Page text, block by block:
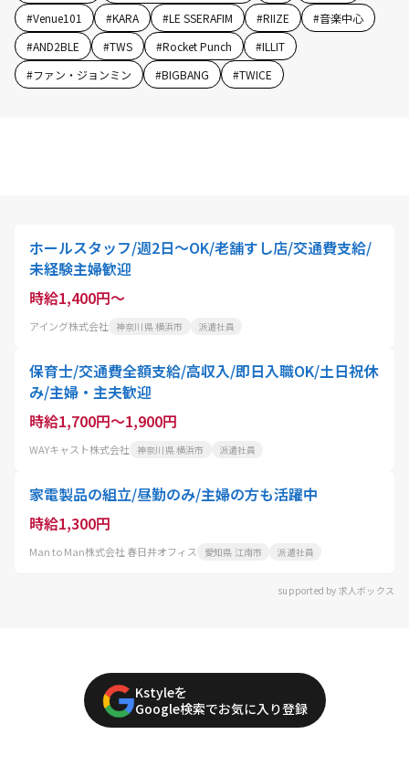
#Venue101 #KARA #LE SSERAFIM #RIIZE #音楽中心
#AND2BLE #TWS #Rocket Punch #ILLIT
#ファン・ジョンミン #BIGBANG #TWICE
ホールスタッフ/週2日〜OK/老舗すし店/交通費支給/
未経験主婦歓迎
時給1,400円～
アイング株式会社 神奈川県 横浜市 派遣社員
保育士/交通費全額支給/高収入/即日入職OK/土日祝休
み/主婦・主夫歓迎
時給1,700円～1,900円
WAYキャスト株式会社 神奈川県 横浜市 派遣社員
家電製品の組立/昼勤のみ/主婦の方も活躍中
時給1,300円
Man to Man株式会社 春日井オフィス 愛知県 江南市 派遣社員
supported by 求人ボックス
Kstyleを
Google検索でお気に入り登録